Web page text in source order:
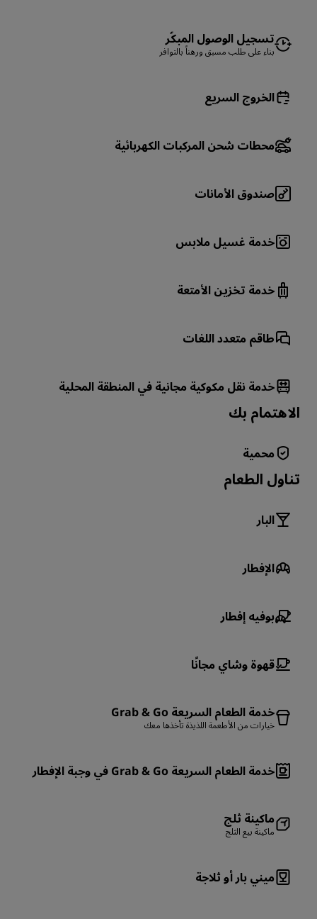
تسجيل الوصول المبكّر
بناء على طلب مسبق ورهناً بالتوافر
الخروج السريع
محطات شحن المركبات الكهربائية
صندوق الأمانات
خدمة غسيل ملابس
خدمة تخزين الأمتعة
طاقم متعدد اللغات
خدمة نقل مكوكية مجانية في المنطقة المحلية
الاهتمام بك
محمية
تناول الطعام
البار
الإفطار
بوفيه إفطار
قهوة وشاي مجانًا
خدمة الطعام السريعة Grab & Go
خيارات من الأطعمة اللذيذة تأخذها معك
خدمة الطعام السريعة Grab & Go في وجبة الإفطار
ماكينة ثلج
ماكينة بيع الثلج
ميني بار أو ثلاجة